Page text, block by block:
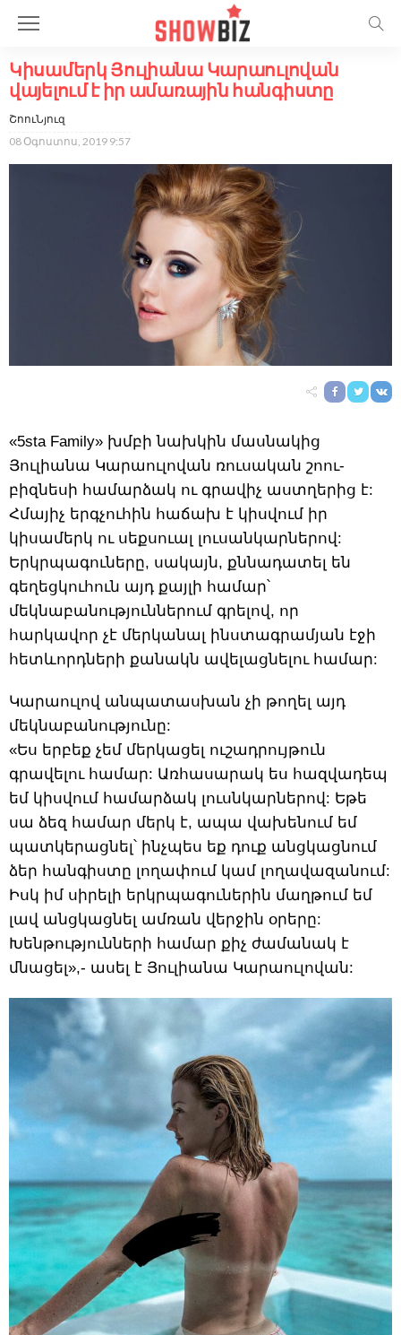
Կիսամերկ Յուլիանա Կարաուլովան
վայելում է իր ամառային հանգիստը
ՇոուՆյուզ
08 Օգոստոս, 2019 9:57
«5sta Family» խմբի նախկին մասնակից
Յուլիանա Կարաուլովան ռուսական շոու-
բիզնեսի համարձակ ու գրավիչ աստղերից է:
Հմայիչ երգչուհին հաճախ է կիսվում իր
կիսամերկ ու սեքսուալ լուսանկարներով:
Երկրպագուները, սակայն, քննադատել են
գեղեցկուհուն այդ քայլի համար՝
մեկնաբանություններում գրելով, որ
հարկավոր չէ մերկանալ ինստագրամյան էջի
հետևորդների քանակն ավելացնելու համար:
Կարաուլով անպատասխան չի թողել այդ
մեկնաբանությունը:
«Ես երբեք չեմ մերկացել ուշադրույթուն
գրավելու համար: Առհասարակ ես հազվադեպ
եմ կիսվում համարձակ լուսնկարներով: Եթե
սա ձեզ համար մերկ է, ապա վախենում եմ
պատկերացնել՝ ինչպես եք դուք անցկացնում
ձեր հանգիստը լողափում կամ լողավազանում:
Իսկ իմ սիրելի երկրպագուներին մաղթում եմ
լավ անցկացնել ամռան վերջին օրերը:
Խենթությունների համար քիչ ժամանակ է
մնացել»,- ասել է Յուլիանա Կարաուլովան: